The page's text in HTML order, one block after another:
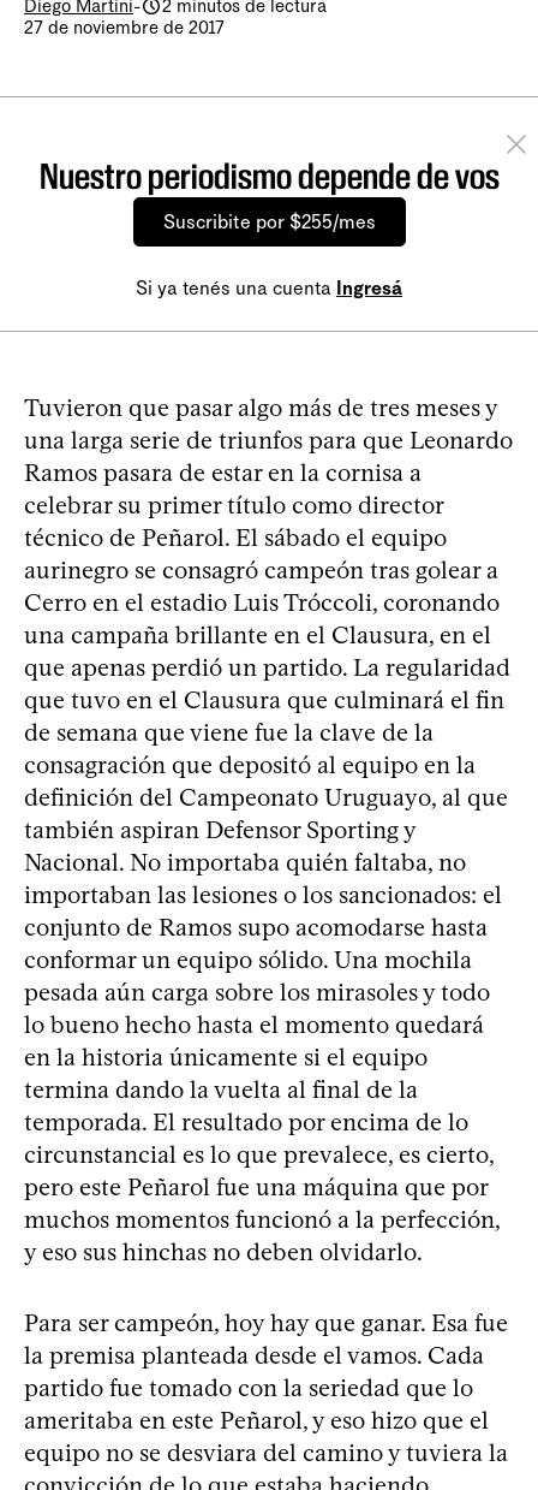
Diego Martini-
2 minutos de lectura
27 de noviembre de 2017
Nuestro periodismo depende de vos
Suscribite por $255/mes
Si ya tenés una cuenta Ingresá
Tuvieron que pasar algo más de tres meses y
una larga serie de triunfos para que Leonardo
Ramos pasara de estar en la cornisa a
celebrar su primer título como director
técnico de Peñarol. El sábado el equipo
aurinegro se consagró campeón tras golear a
Cerro en el estadio Luis Tróccoli, coronando
una campaña brillante en el Clausura, en el
que apenas perdió un partido. La regularidad
que tuvo en el Clausura que culminará el fin
de semana que viene fue la clave de la
consagración que depositó al equipo en la
definición del Campeonato Uruguayo, al que
también aspiran Defensor Sporting y
Nacional. No importaba quién faltaba, no
importaban las lesiones o los sancionados: el
conjunto de Ramos supo acomodarse hasta
conformar un equipo sólido. Una mochila
pesada aún carga sobre los mirasoles y todo
lo bueno hecho hasta el momento quedará
en la historia únicamente si el equipo
termina dando la vuelta al final de la
temporada. El resultado por encima de lo
circunstancial es lo que prevalece, es cierto,
pero este Peñarol fue una máquina que por
muchos momentos funcionó a la perfección,
y eso sus hinchas no deben olvidarlo.
Para ser campeón, hoy hay que ganar. Esa fue
la premisa planteada desde el vamos. Cada
partido fue tomado con la seriedad que lo
ameritaba en este Peñarol, y eso hizo que el
equipo no se desviara del camino y tuviera la